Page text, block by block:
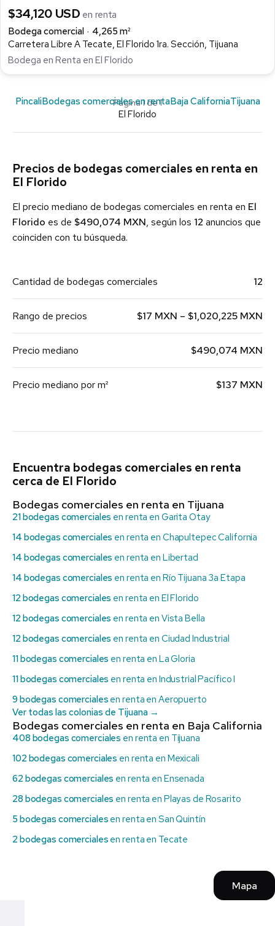
$34,120 USD en renta
Bodega comercial
4,265 m²
Carretera Libre A Tecate, El Florido 1ra. Sección, Tijuana
Bodega en Renta en El Florido
Página 1 de 1
PincaliBodegas comerciales en rentaBaja CaliforniaTijuana
El Florido
Precios de bodegas comerciales en renta en
El Florido
El precio mediano de bodegas comerciales en renta en El
Florido es de $490,074 MXN, según los 12 anuncios que
coinciden con tu búsqueda.
Cantidad de bodegas comerciales 12
Rango de precios $17 MXN – $1,020,225 MXN
Precio mediano $490,074 MXN
Precio mediano por m² $137 MXN
Encuentra bodegas comerciales en renta
cerca de El Florido
Bodegas comerciales en renta en Tijuana
21 bodegas comerciales en renta en Garita Otay
14 bodegas comerciales en renta en Chapultepec California
14 bodegas comerciales en renta en Libertad
14 bodegas comerciales en renta en Río Tijuana 3a Etapa
12 bodegas comerciales en renta en El Florido
12 bodegas comerciales en renta en Vista Bella
12 bodegas comerciales en renta en Ciudad Industrial
11 bodegas comerciales en renta en La Gloria
11 bodegas comerciales en renta en Industrial Pacífico I
9 bodegas comerciales en renta en Aeropuerto
Ver todas las colonias de Tijuana →
Bodegas comerciales en renta en Baja California
408 bodegas comerciales en renta en Tijuana
102 bodegas comerciales en renta en Mexicali
62 bodegas comerciales en renta en Ensenada
28 bodegas comerciales en renta en Playas de Rosarito
5 bodegas comerciales en renta en San Quintín
2 bodegas comerciales en renta en Tecate
Mapa